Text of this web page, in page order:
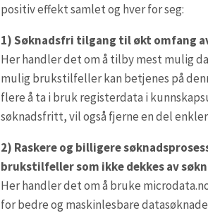
positiv effekt samlet og hver for seg:
1) Søknadsfri tilgang til økt omfang
Her handler det om å tilby mest mulig
mulig brukstilfeller kan betjenes på
flere å ta i bruk registerdata i
søknadsfritt, vil også fjerne en del
2) Raskere og billigere
brukstilfeller som ikke dekkes av
Her handler det om å bruke
for bedre og maskinlesbare